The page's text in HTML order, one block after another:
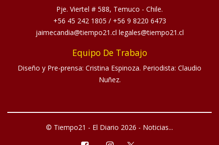
Pje. Viertel # 588, Temuco - Chile.
+56 45 242 1805 / +56 9 8220 6473
jaimecandia@tiempo21.cl legales@tiempo21.cl
Equipo De Trabajo
Diseño y Pre-prensa: Cristina Espinoza. Periodista: Claudio
Nuñez.
© Tiempo21 - El Diario 2026 - Noticias...